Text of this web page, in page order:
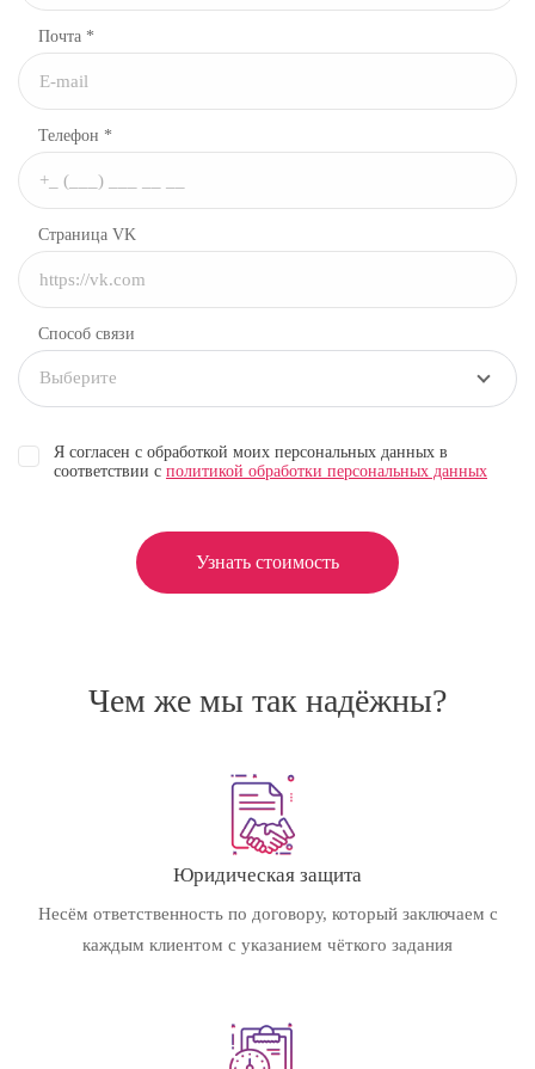
Почта *
Телефон *
Страница VK
Способ связи
Выберите
Я согласен с обработкой моих персональных данных в
соответствии с политикой обработки персональных данных
Узнать стоимость
Чем же мы так надёжны?
Юридическая защита
Несём ответственность по договору, который заключаем с
каждым клиентом с указанием чёткого задания